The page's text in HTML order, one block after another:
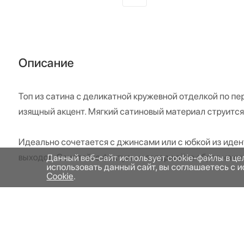
Описание
Топ из сатина с деликатной кружевной отделкой по
изящный акцент. Мягкий сатиновый материал
Идеально сочетается с джинсами или с юбкой из
выходов. Сочетайте фактуры и завершайте образ
Данный веб-сайт использует cookie-файлы в
использовать данный сайт, вы соглашаетесь
Cookie.